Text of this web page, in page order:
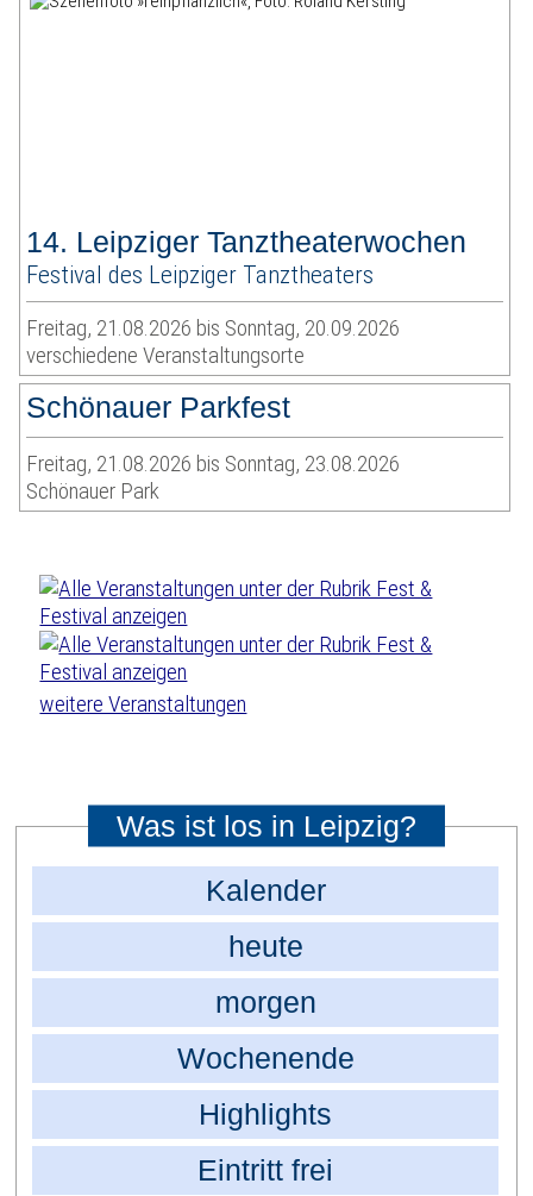
14. Leipziger Tanztheaterwochen
Festival des Leipziger Tanztheaters
Freitag, 21.08.2026 bis Sonntag, 20.09.2026
verschiedene Veranstaltungsorte
Schönauer Parkfest
Freitag, 21.08.2026 bis Sonntag, 23.08.2026
Schönauer Park
weitere Veranstaltungen
Was ist los in Leipzig?
Kalender
heute
morgen
Wochenende
Highlights
Eintritt frei